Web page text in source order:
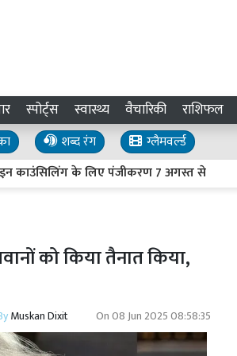
स्पोर्ट्स स्वास्थ्य वैचारिकी राशिफल
शब्द रंग
ग्लैमवर्ल्ड
के लिए पंजीकरण 7 अगस्त से हिंदू
को किया तैनात किया,
Muskan Dixit On08 Jun 2025 08:58:35